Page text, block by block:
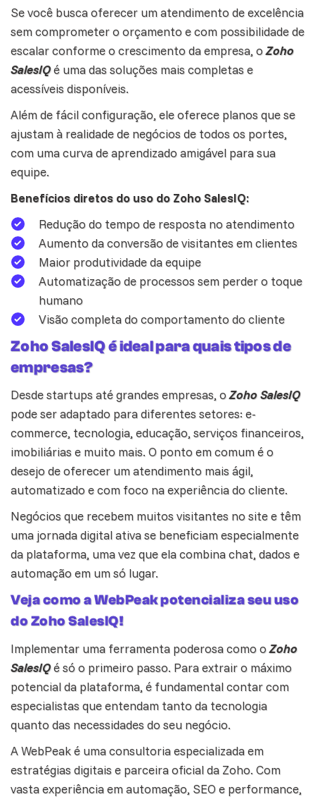
Se você busca oferecer um atendimento de excelência
sem comprometer o orçamento e com possibilidade de
escalar conforme o crescimento da empresa, oZoho
SalesIQé uma das soluções mais completas e
acessíveis disponíveis.
Além de fácil configuração, ele oferece planos que se
ajustam à realidade de negócios de todos os portes,
com uma curva de aprendizado amigável para sua
equipe.
Benefícios diretos do uso do Zoho SalesIQ:
Redução do tempo de resposta no atendimento
Aumento da conversão de visitantes em clientes
Maior produtividade da equipe
Automatização de processos sem perder o toque
humano
Visão completa do comportamento do cliente
Zoho SalesIQ é ideal para quais tipos de
empresas?
Desde startups até grandes empresas, oZoho SalesIQ
pode ser adaptado para diferentes setores: e-
commerce, tecnologia, educação, serviços financeiros,
imobiliárias e muito mais. O ponto em comum é o
desejo de oferecer um atendimento mais ágil,
automatizado e com foco na experiência do cliente.
Negócios que recebem muitos visitantes no site e têm
uma jornada digital ativa se beneficiam especialmente
da plataforma, uma vez que ela combina chat, dados e
automação em um só lugar.
Veja como a WebPeak potencializa seu uso
do Zoho SalesIQ!
Implementar uma ferramenta poderosa como oZoho
SalesIQé só o primeiro passo. Para extrair o máximo
potencial da plataforma, é fundamental contar com
especialistas que entendam tanto da tecnologia
quanto das necessidades do seu negócio.
A WebPeak é uma consultoria especializada em
estratégias digitais e parceira oficial da Zoho. Com
vasta experiência emautomação, SEO e performance,